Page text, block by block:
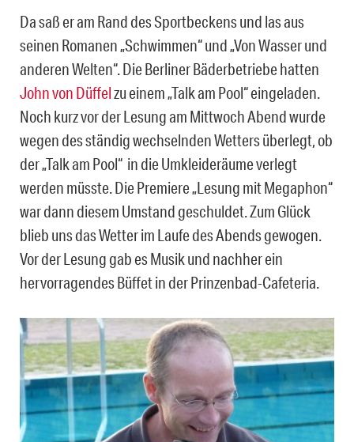
Da saß er am Rand des Sportbeckens und las aus
seinen Romanen „Schwimmen“ und „Von Wasser und
anderen Welten“. Die Berliner Bäderbetriebe hatten
John von Düffelzu einem „Talk am Pool“ eingeladen.
Noch kurz vor der Lesung am Mittwoch Abend wurde
wegen des ständig wechselnden Wetters überlegt, ob
der „Talk am Pool“ in die Umkleideräume verlegt
werden müsste. Die Premiere „Lesung mit Megaphon“
war dann diesem Umstand geschuldet. Zum Glück
blieb uns das Wetter im Laufe des Abends gewogen.
Vor der Lesung gab es Musik und nachher ein
hervorragendes Büffet in der Prinzenbad-Cafeteria.